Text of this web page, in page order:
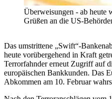
Überweisungen - ab heute
Grüßen an die US-
Das umstrittene „Swift“-
heute vorübergehend in Kraft
Terrorfahnder erneut Zugriff auf
europäischen Bankkunden. Das
Abkommen am 10. Februar